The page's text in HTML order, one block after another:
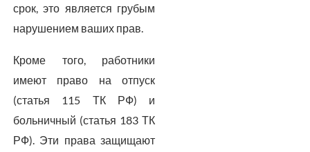
срок, это является грубым
нарушением ваших прав.
Кроме того, работники
имеют право на отпуск
(статья 115 ТК РФ) и
больничный (статья 183 ТК
РФ). Эти права защищают